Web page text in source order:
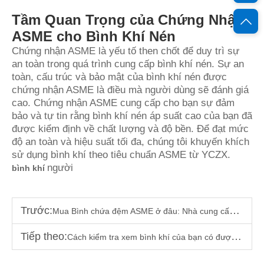
Tầm Quan Trọng của Chứng Nhận
ASME cho Bình Khí Nén
Chứng nhận ASME là yếu tố then chốt để duy trì sự
an toàn trong quá trình cung cấp bình khí nén. Sự an
toàn, cấu trúc và bảo mật của bình khí nén được
chứng nhận ASME là điều mà người dùng sẽ đánh giá
cao. Chứng nhận ASME cung cấp cho bạn sự đảm
bảo và tự tin rằng bình khí nén áp suất cao của bạn đã
được kiểm định về chất lượng và độ bền. Để đạt mức
độ an toàn và hiệu suất tối đa, chúng tôi khuyến khích
sử dụng bình khí theo tiêu chuẩn ASME từ YCZX.
bình khí người
Trước:Mua Bình chứa đệm ASME ở đâu: Nhà cung cấp đáng tin cậy & Những dấu hiệu cần tránh
Tiếp theo:Cách kiểm tra xem bình khí của bạn có được chứng nhận ASME hay không